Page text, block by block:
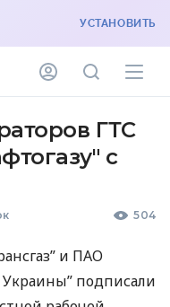
УСТАНОВИТЬ
ГТС
с
504
и ПАО
подписали